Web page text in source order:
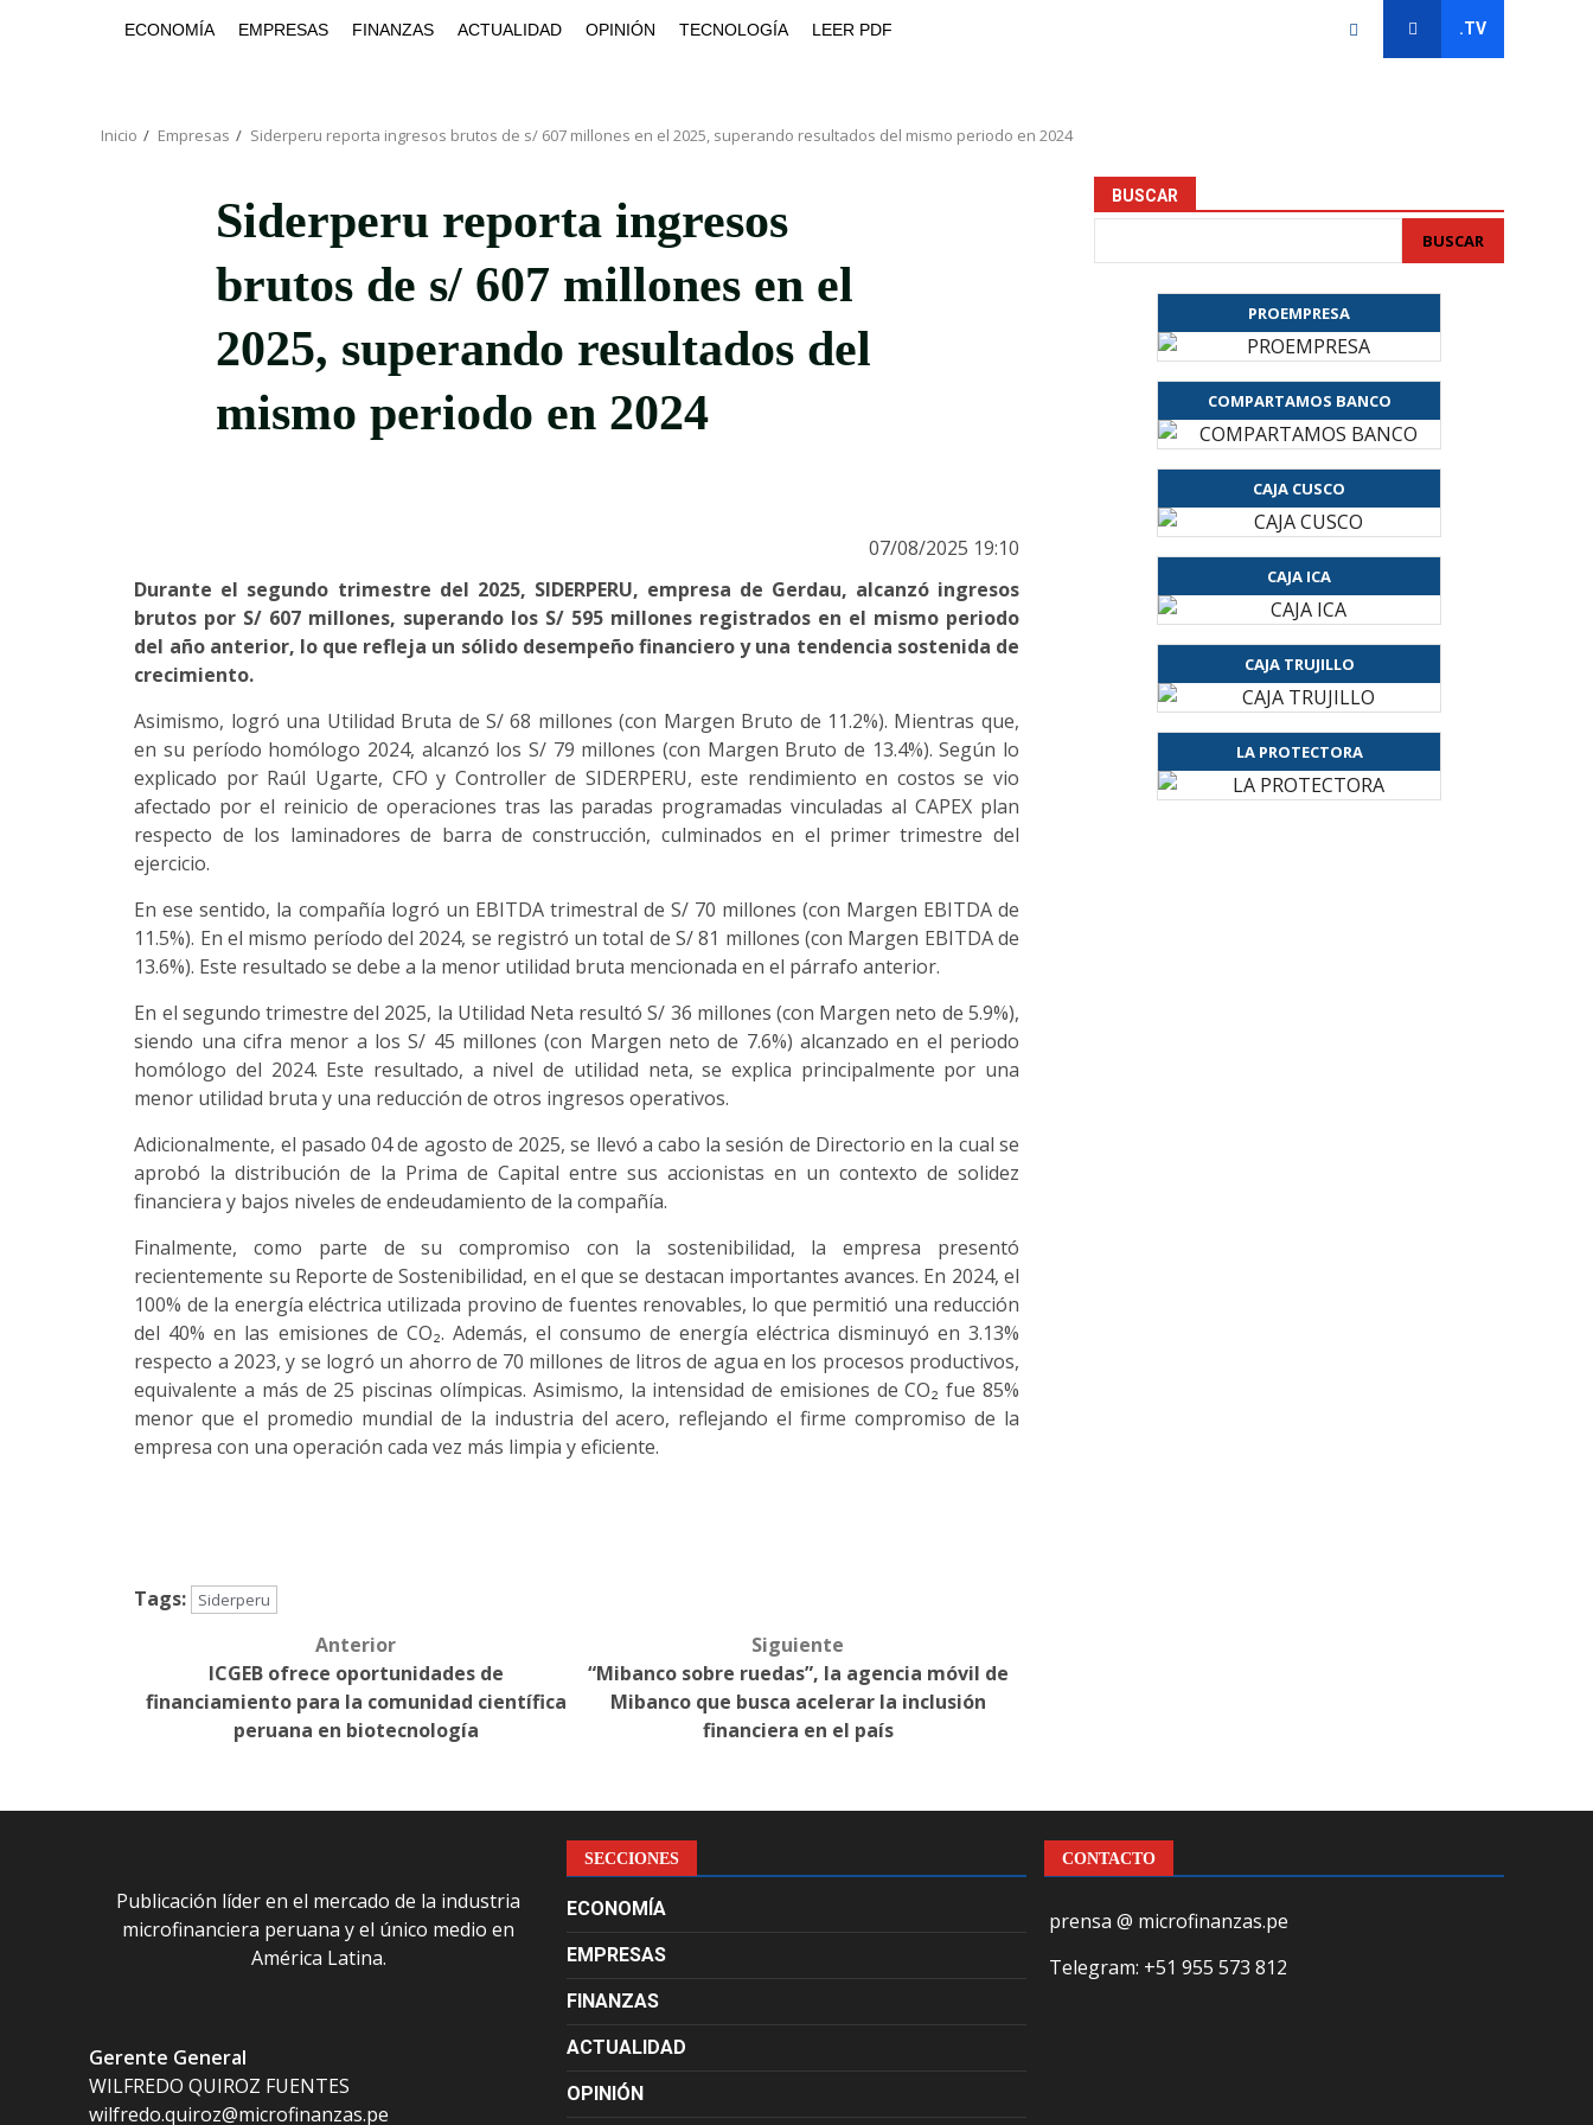
ECONOMÍA EMPRESAS FINANZAS ACTUALIDAD OPINIÓN TECNOLOGÍA LEER PDF .TV
Inicio Empresas Siderperu reporta ingresos brutos de s/ 607 millones en el 2025, superando resultados del mismo periodo en 2024
Siderperu reporta ingresos
brutos de s/ 607 millones en el
2025, superando resultados del
mismo periodo en 2024
07/08/2025 19:10
Durante el segundo trimestre del 2025, SIDERPERU, empresa de Gerdau, alcanzó ingresos
brutos por S/ 607 millones, superando los S/ 595 millones registrados en el mismo periodo
del año anterior, lo que refleja un sólido desempeño financiero y una tendencia sostenida de
crecimiento.
Asimismo, logró una Utilidad Bruta de S/ 68 millones (con Margen Bruto de 11.2%). Mientras que,
en su período homólogo 2024, alcanzó los S/ 79 millones (con Margen Bruto de 13.4%). Según lo
explicado por Raúl Ugarte, CFO y Controller de SIDERPERU, este rendimiento en costos se vio
afectado por el reinicio de operaciones tras las paradas programadas vinculadas al CAPEX plan
respecto de los laminadores de barra de construcción, culminados en el primer trimestre del
ejercicio.
En ese sentido, la compañía logró un EBITDA trimestral de S/ 70 millones (con Margen EBITDA de
11.5%). En el mismo período del 2024, se registró un total de S/ 81 millones (con Margen EBITDA de
13.6%). Este resultado se debe a la menor utilidad bruta mencionada en el párrafo anterior.
En el segundo trimestre del 2025, la Utilidad Neta resultó S/ 36 millones (con Margen neto de 5.9%),
siendo una cifra menor a los S/ 45 millones (con Margen neto de 7.6%) alcanzado en el periodo
homólogo del 2024. Este resultado, a nivel de utilidad neta, se explica principalmente por una
menor utilidad bruta y una reducción de otros ingresos operativos.
Adicionalmente, el pasado 04 de agosto de 2025, se llevó a cabo la sesión de Directorio en la cual se
aprobó la distribución de la Prima de Capital entre sus accionistas en un contexto de solidez
financiera y bajos niveles de endeudamiento de la compañía.
Finalmente, como parte de su compromiso con la sostenibilidad, la empresa presentó
recientemente su Reporte de Sostenibilidad, en el que se destacan importantes avances. En 2024, el
100% de la energía eléctrica utilizada provino de fuentes renovables, lo que permitió una reducción
del 40% en las emisiones de CO₂. Además, el consumo de energía eléctrica disminuyó en 3.13%
respecto a 2023, y se logró un ahorro de 70 millones de litros de agua en los procesos productivos,
equivalente a más de 25 piscinas olímpicas. Asimismo, la intensidad de emisiones de CO₂ fue 85%
menor que el promedio mundial de la industria del acero, reflejando el firme compromiso de la
empresa con una operación cada vez más limpia y eficiente.
Tags: Siderperu
navigation
Anterior
ICGEB ofrece oportunidades de
financiamiento para la comunidad científica
peruana en biotecnología
Siguiente
“Mibanco sobre ruedas”, la agencia móvil de
Mibanco que busca acelerar la inclusión
financiera en el país
BUSCAR
BUSCAR
PROEMPRESA
COMPARTAMOS BANCO
CAJA CUSCO
CAJA ICA
CAJA TRUJILLO
LA PROTECTORA
Publicación líder en el mercado de la industria
microfinanciera peruana y el único medio en
América Latina.
Gerente General
WILFREDO QUIROZ FUENTES
wilfredo.quiroz@microfinanzas.pe
SECCIONES
ECONOMÍA
EMPRESAS
FINANZAS
ACTUALIDAD
OPINIÓN
CONTACTO
prensa @ microfinanzas.pe
Telegram: +51 955 573 812